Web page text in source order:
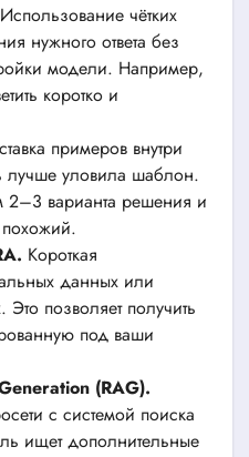
Использование чётких
нужного ответа без
модели. Например,
коротко и
примеров внутри
лучше уловила шаблон.
2–3 варианта решения и
похожий.
Короткая
данных или
Это позволяет получить
под ваши
(RAG).
с системой поиска
ищет дополнительные